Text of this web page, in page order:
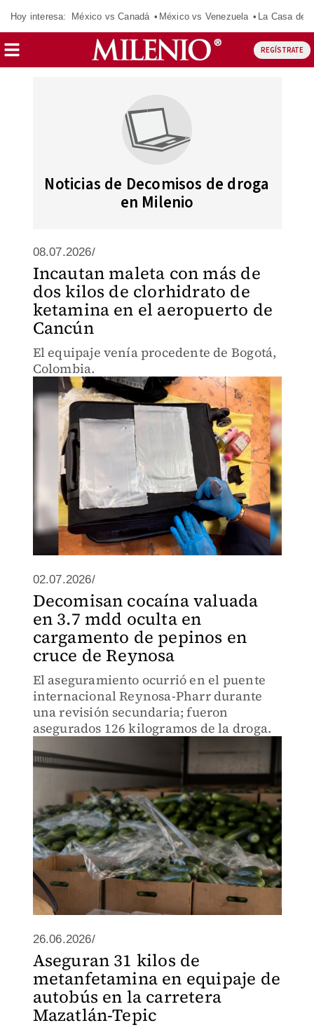
Hoy interesa: México vs Canadá México vs Venezuela La Casa de
REGÍSTRATE
Noticias de Decomisos de droga
en Milenio
08.07.2026/
Incautan maleta con más de
dos kilos de clorhidrato de
ketamina en el aeropuerto de
Cancún
El equipaje venía procedente de Bogotá,
Colombia.
02.07.2026/
Decomisan cocaína valuada
en 3.7 mdd oculta en
cargamento de pepinos en
cruce de Reynosa
El aseguramiento ocurrió en el puente
internacional Reynosa-Pharr durante
una revisión secundaria; fueron
asegurados 126 kilogramos de la droga.
26.06.2026/
Aseguran 31 kilos de
metanfetamina en equipaje de
autobús en la carretera
Mazatlán-Tepic